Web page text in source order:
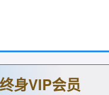
身VIP会员